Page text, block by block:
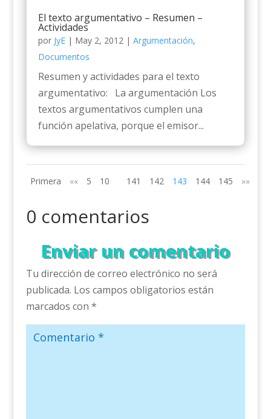
El texto argumentativo – Resumen –
Actividades
por JyE| May 2, 2012 | Argumentación,
Documentos
Resumen y actividades para el texto
argumentativo: La argumentación Los
textos argumentativos cumplen una
función apelativa, porque el emisor...
Primera «« 5 10 141 142 143 144 145 »»
0 comentarios
Enviar un comentario
Tu dirección de correo electrónico no será
publicada. Los campos obligatorios están
marcados con *